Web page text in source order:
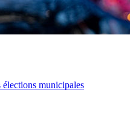
municipales